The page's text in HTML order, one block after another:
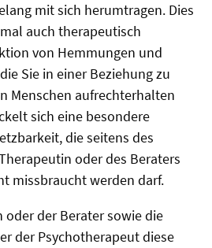
mit sich herumtragen. Dies
auch therapeutisch
von Hemmungen und
Sie in einer Beziehung zu
Menschen aufrechterhalten
sich eine besondere
die seitens des
oder des Beraters
missbraucht werden darf.
oder der Berater sowie die
der Psychotherapeut diese